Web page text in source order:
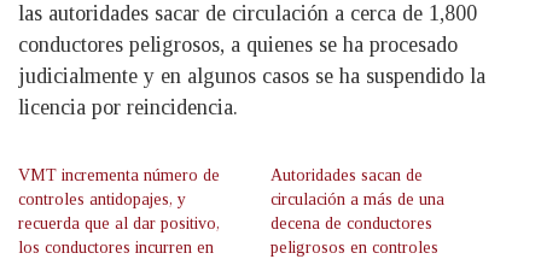
las autoridades sacar de circulación a cerca de 1,800
conductores peligrosos, a quienes se ha procesado
judicialmente y en algunos casos se ha suspendido la
licencia por reincidencia.
VMT incrementa número de
controles antidopajes, y
recuerda que al dar positivo,
los conductores incurren en
Autoridades sacan de
circulación a más de una
decena de conductores
peligrosos en controles